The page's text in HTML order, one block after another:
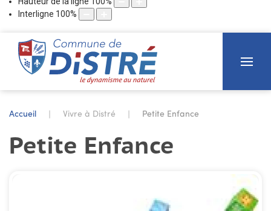
Interligne 100%
Accueil Vivre à Distré Petite Enfance
Petite Enfance